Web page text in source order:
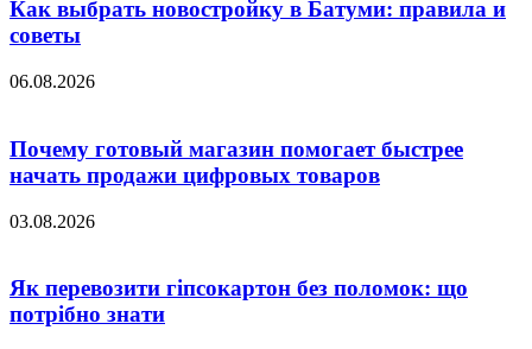
Как выбрать новостройку в Батуми: правила и
советы
06.08.2026
Почему готовый магазин помогает быстрее
начать продажи цифровых товаров
03.08.2026
Як перевозити гіпсокартон без поломок: що
потрібно знати